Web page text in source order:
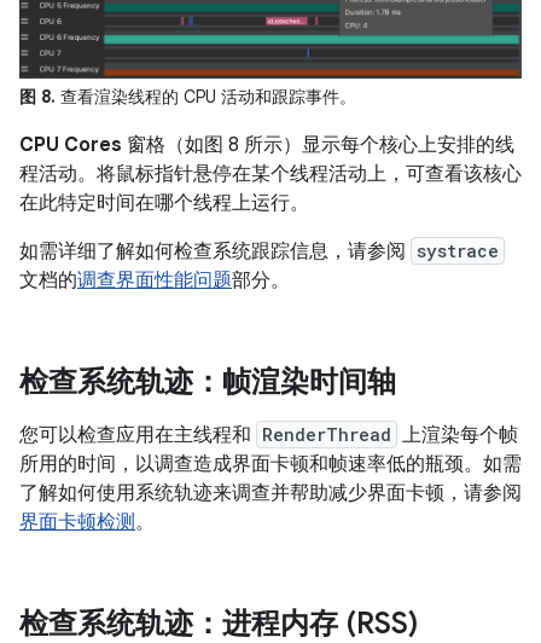
图 8. 查看渲染线程的 CPU 活动和跟踪事件。
CPU Cores 窗格（如图 8 所示）显示每个核心上安排的线
程活动。将鼠标指针悬停在某个线程活动上，可查看该核心
在此特定时间在哪个线程上运行。
如需详细了解如何检查系统跟踪信息，请参阅 systrace
文档的调查界面性能问题部分。
检查系统轨迹：帧渲染时间轴
您可以检查应用在主线程和 RenderThread 上渲染每个帧
所用的时间，以调查造成界面卡顿和帧速率低的瓶颈。如需
了解如何使用系统轨迹来调查并帮助减少界面卡顿，请参阅
界面卡顿检测 。
检查系统轨迹：进程内存 (RSS)